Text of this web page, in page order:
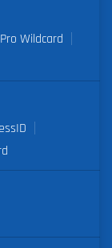
Wildcard